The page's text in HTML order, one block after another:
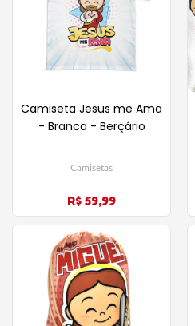
Camiseta Jesus me Ama
- Branca - Berçário
Camisetas
R$ 59,99